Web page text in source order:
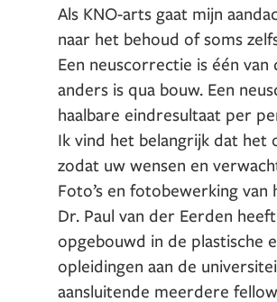
Als KNO-arts gaat mijn
naar het behoud of soms
Een neuscorrectie is één
anders is qua bouw. Een
haalbare eindresultaat per
Ik vind het belangrijk dat
zodat uw wensen en
Foto’s en fotobewerking
Dr. Paul van der Eerden
opgebouwd in de plastische
opleidingen aan de
aansluitende meerdere